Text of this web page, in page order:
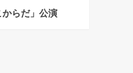
らだ」公演